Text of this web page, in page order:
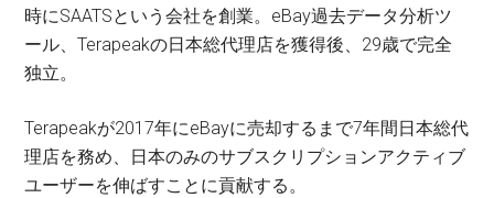
時にSAATSという会社を創業。eBay過去データ分析ツ
ール、Terapeakの日本総代理店を獲得後、29歳で完全
独立。
Terapeakが2017年にeBayに売却するまで7年間日本総代
理店を務め、日本のみのサブスクリプションアクティブ
ユーザーを伸ばすことに貢献する。